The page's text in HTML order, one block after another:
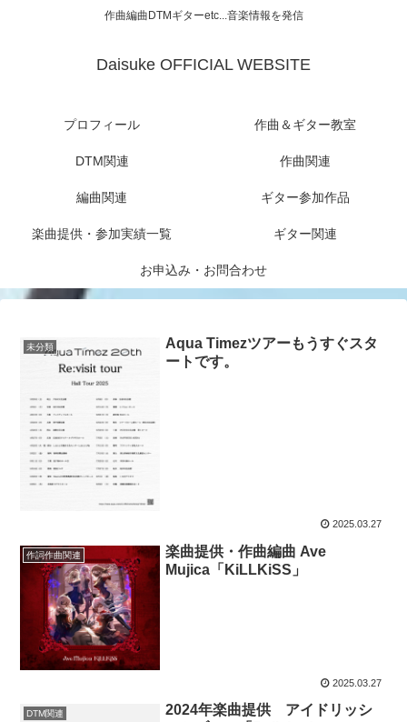
作曲編曲DTMギターetc...音楽情報を発信
Daisuke OFFICIAL WEBSITE
プロフィール 作曲＆ギター教室
DTM関連 作曲関連
編曲関連 ギター参加作品
楽曲提供・参加実績一覧 ギター関連
お申込み・お問合わせ
未分類
Aqua Timezツアーもうすぐスタ
ートです。
2025.03.27
作詞作曲関連
楽曲提供・作曲編曲 Ave
Mujica「KiLLKiSS」
2025.03.27
DTM関連
2024年楽曲提供 アイドリッシ